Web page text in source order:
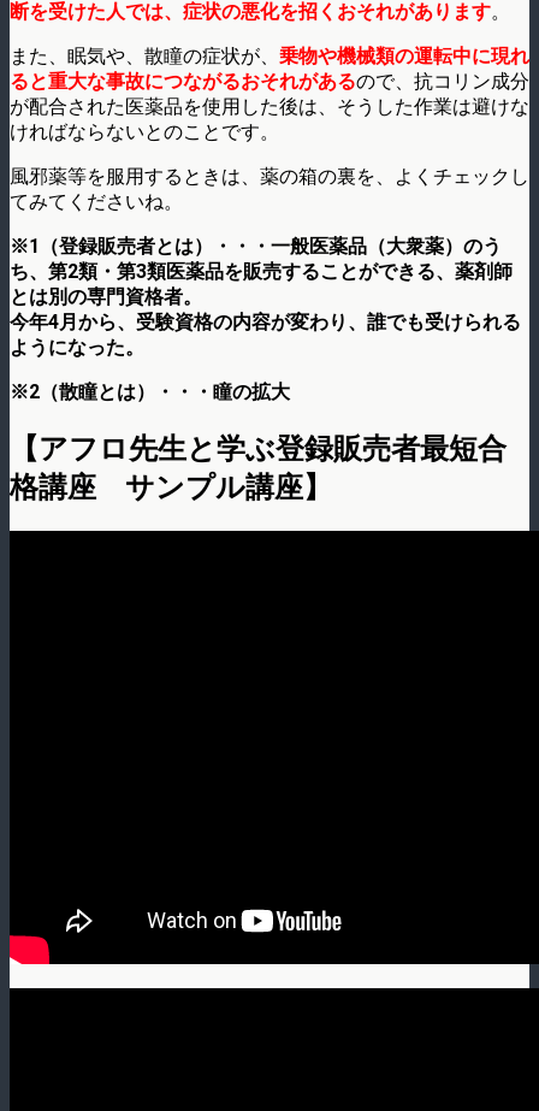
断を受けた人では、症状の悪化を招くおそれがあります。
また、眠気や、散瞳の症状が、 乗物や機械類の運転中に現れ
ると重大な事故につながるおそれがあるので、抗コリン成分
が配合された医薬品を使用した後は、そうした作業は避けな
ければならないとのことです。
風邪薬等を服用するときは、薬の箱の裏を、よくチェックし
てみてくださいね。
※1（登録販売者とは）・・・一般医薬品（大衆薬）のう
ち、第2類・第3類医薬品を販売することができる、薬剤師
とは別の専門資格者。
今年4月から、受験資格の内容が変わり、誰でも受けられる
ようになった。
※2（散瞳とは）・・・瞳の拡大
【アフロ先生と学ぶ登録販売者最短合
格講座 サンプル講座】